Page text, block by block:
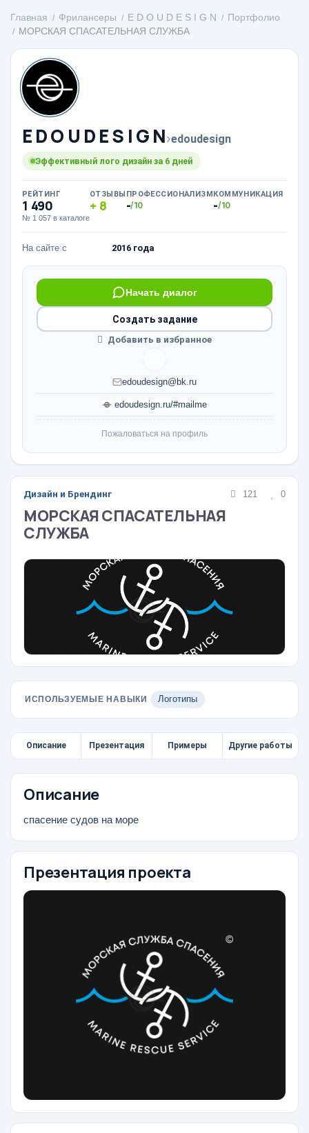
Главная Фрилансеры E D O U D E S I G N
Портфолио
МОРСКАЯ СПАСАТЕЛЬНАЯ СЛУЖБА
E D O U D E S I G N›edoudesign
Эффективный лого дизайн за 6 дней
РЕЙТИНГ
1 490
№ 1 057 в каталоге
ОТЗЫВЫ
8
ПРОФЕССИОНАЛИЗМ
-/10
КОММУНИКАЦИЯ
-/10
На сайте с 2016 года
Начать диалог
edoudesign@bk.ru
edoudesign.ru/#mailme
Создать задание
Добавить в избранное
Пожаловаться на профиль
Дизайн и Брендинг 121 0
МОРСКАЯ СПАСАТЕЛЬНАЯ
СЛУЖБА
ИСПОЛЬЗУЕМЫЕ НАВЫКИ Логотипы
Описание Презентация Примеры Другие работы
Описание
спасение судов на море
Презентация проекта